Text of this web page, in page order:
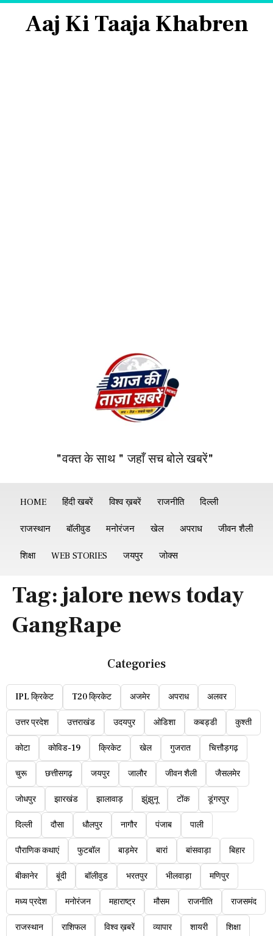
Aaj Ki Taaja Khabren
"वक्त के साथ " जहाँ सच बोले खबरें"
HOME हिंदी खबरें विश्व ख़बरें राजनीति दिल्ली
राजस्थान बॉलीवुड मनोरंजन खेल अपराध जीवन शैली
शिक्षा WEB STORIES जयपुर जोक्स
Tag:jalore news today
GangRape
Categories
IPL क्रिकेट T20 क्रिकेट अजमेर अपराध अलवर
उत्तर प्रदेश उत्तराखंड उदयपुर ओडिशा कबड्डी कुश्ती
कोटा कोविड-19 क्रिकेट खेल गुजरात चित्तौड़गढ़
चुरू छत्तीसगढ़ जयपुर जालौर जीवन शैली जैसलमेर
जोधपुर झारखंड झालावाड़ झुंझुनू टोंक डूंगरपुर
दिल्ली दौसा धौलपुर नागौर पंजाब पाली
पौराणिक कथाएं फुटबॉल बाड़मेर बारां बांसवाड़ा बिहार
बीकानेर बूंदी बॉलीवुड भरतपुर भीलवाड़ा मणिपुर
मध्य प्रदेश मनोरंजन महाराष्ट्र मौसम राजनीति राजसमंद
राजस्थान राशिफल विश्व ख़बरें व्यापार शायरी शिक्षा